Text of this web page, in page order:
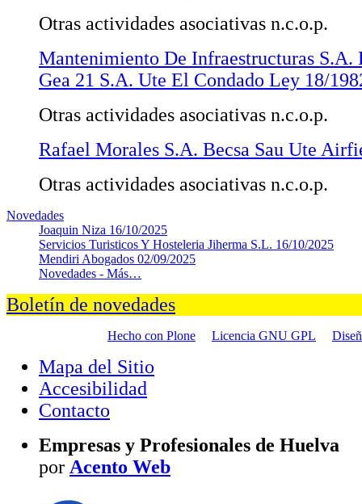
Otras actividades asociativas n.c.o.p.
Mantenimiento De Infraestructuras S.A.
Gea 21 S.A. Ute El Condado Ley 18/
Otras actividades asociativas n.c.o.p.
Rafael Morales S.A. Becsa Sau Ute
Otras actividades asociativas n.c.o.p.
Novedades
Joaquin Niza 16/10/2025
Servicios Turisticos Y Hosteleria Jiherma S.L. 16/10/2025
Mendiri Abogados 02/09/2025
Novedades - Más…
Boletín de novedades
Hecho con Plone Licencia GNU GPL
Mapa del Sitio
Accesibilidad
Contacto
Empresas y Profesionales de Huelva
por Acento Web